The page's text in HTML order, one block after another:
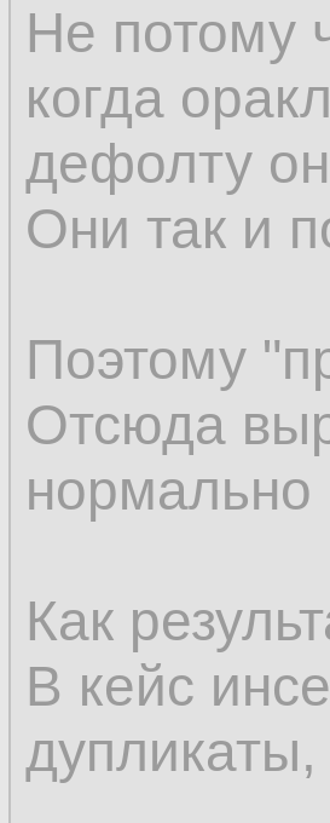
Не потому
когда
дефолту
Они так и
Поэтому
Отсюда
нормально
Как
В кейс